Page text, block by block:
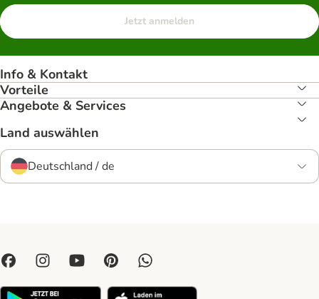
Jetzt anmelden
Info & Kontakt
Vorteile
Angebote & Services
Land auswählen
Deutschland / de